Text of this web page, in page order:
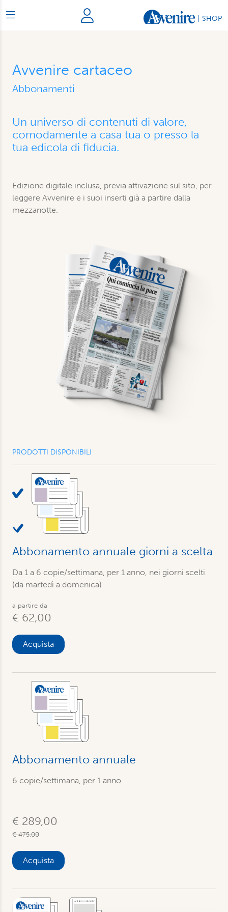
SHOP
Avvenire cartaceo
Abbonamenti
Un universo di contenuti di valore,
comodamente a casa tua o presso la
tua edicola di fiducia.
Edizione digitale inclusa, previa attivazione sul sito, per
leggere Avvenire e i suoi inserti già a partire dalla
mezzanotte.
PRODOTTI DISPONIBILI
Abbonamento annuale giorni a scelta
Da 1 a 6 copie/settimana, per 1 anno, nei giorni scelti
(da martedì a domenica)
a partire da
€ 62,00
Acquista
Abbonamento annuale
6 copie/settimana, per 1 anno
€ 289,00
€ 475,00
Acquista